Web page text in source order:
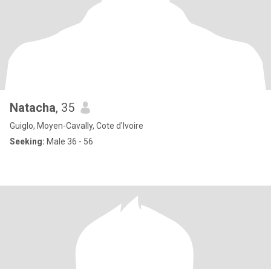
Natacha, 35
Guiglo, Moyen-Cavally, Cote d'Ivoire
Seeking: Male 36 - 56